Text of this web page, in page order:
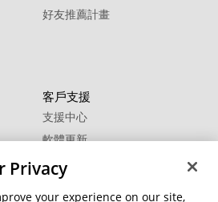
好友推薦計畫
客戶支援
支援中心
軟體更新
教學中心
CCP國際專業認證
Privacy
your experience on our site,